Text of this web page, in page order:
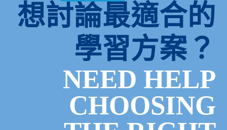
想討論最適合的
學習方案？
NEED HELP
CHOOSING